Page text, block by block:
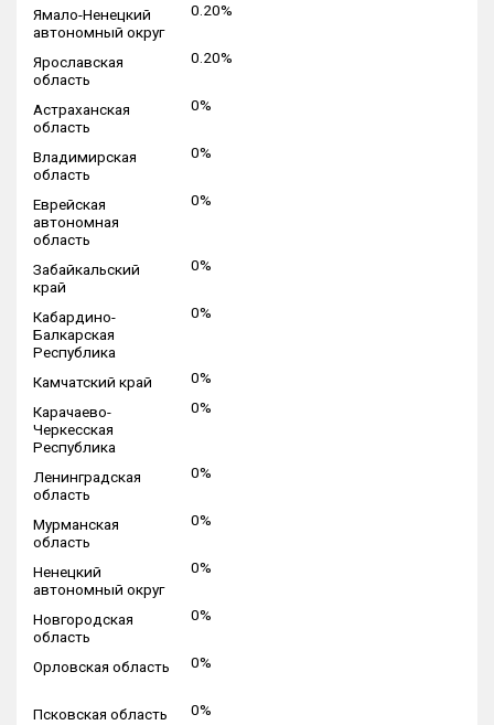
Ямало-Ненецкий
автономный округ
0.20%
Ярославская
область
0.20%
Астраханская
область
0%
Владимирская
область
0%
Еврейская
автономная
область
0%
Забайкальский
край
0%
Кабардино-
Балкарская
Республика
0%
Камчатский край
0%
Карачаево-
Черкесская
Республика
0%
Ленинградская
область
0%
Мурманская
область
0%
Ненецкий
автономный округ
0%
Новгородская
область
0%
Орловская область 0%
Псковская область 0%